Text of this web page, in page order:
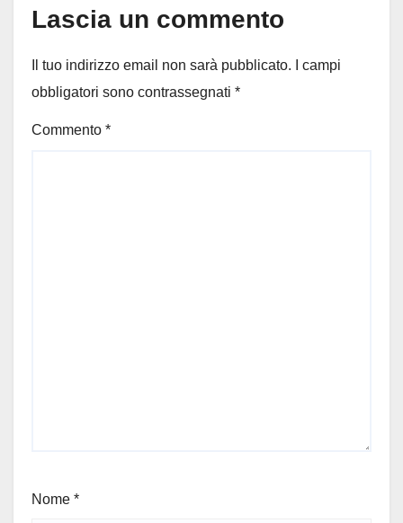
Lascia un commento
Il tuo indirizzo email non sarà pubblicato.
I campi
obbligatori sono contrassegnati *
Commento *
Nome *